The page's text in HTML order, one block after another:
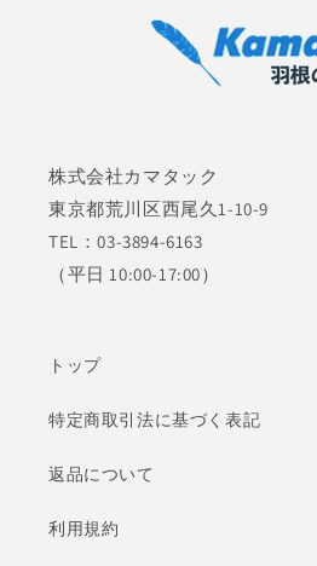
株式会社カマタック
東京都荒川区西尾久1-10-9
TEL：03-3894-6163
（平日 10:00-17:00）
トップ
特定商取引法に基づく表記
返品について
利用規約